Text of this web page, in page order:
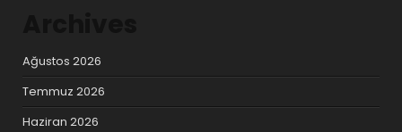
Ağustos 2026
Temmuz 2026
Haziran 2026